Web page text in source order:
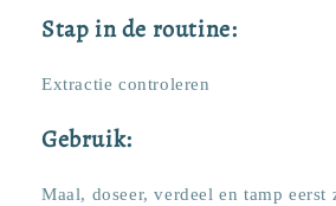
Stap in de routine:
Extractie controleren
Gebruik:
Maal, doseer, verdeel en tamp eerst